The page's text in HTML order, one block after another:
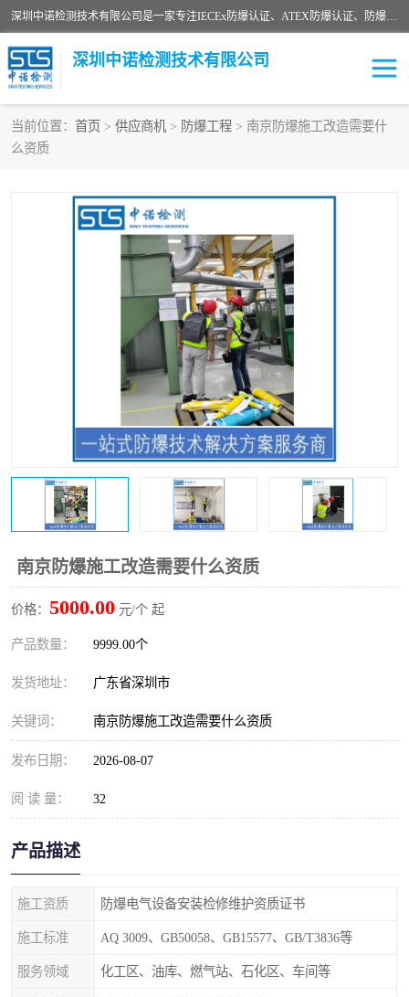
深圳中诺检测技术有限公司是一家专注IECEx防爆认证、ATEX防爆认证、防爆电气检测、防爆合格证、煤安认证等代理机构，可为客户提供从防爆设计、认证、现场检查、工程施工改造、培训等一站式服务。
深圳中诺检测技术有限公司
当前位置： 首页 > 供应商机 > 防爆工程 > 南京防爆施工改造需要什
么资质
南京防爆施工改造需要什么资质
价格： 5000.00 元/个 起
产品数量： 9999.00个
发货地址： 广东省深圳市
关键词： 南京防爆施工改造需要什么资质
发布日期： 2026-08-07
阅 读 量： 32
产品描述
施工资质 防爆电气设备安装检修维护资质证书
施工标准 AQ 3009、GB50058、GB15577、GB/T3836等
服务领域 化工区、油库、燃气站、石化区、车间等
ATEX防爆认证
防爆3C认证 现场防爆检测
煤安矿安
IECEx防爆认证 防爆设计
各国防爆认证
SIL认证
防爆电气检测机构 防爆合格证代理机构